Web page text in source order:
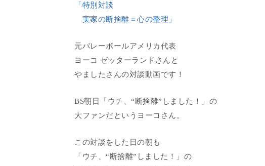
「特別対談
実家の断捨離＝心の整理」
元バレーボールアメリカ代表
ヨーコ ゼッターランドさんと
やましたさんの対談動画です！
BS朝日「ウチ、“断捨離”しました！」の
大ファンだというヨーコさん。
この対談をした日の朝も
「ウチ、“断捨離”しました！」の